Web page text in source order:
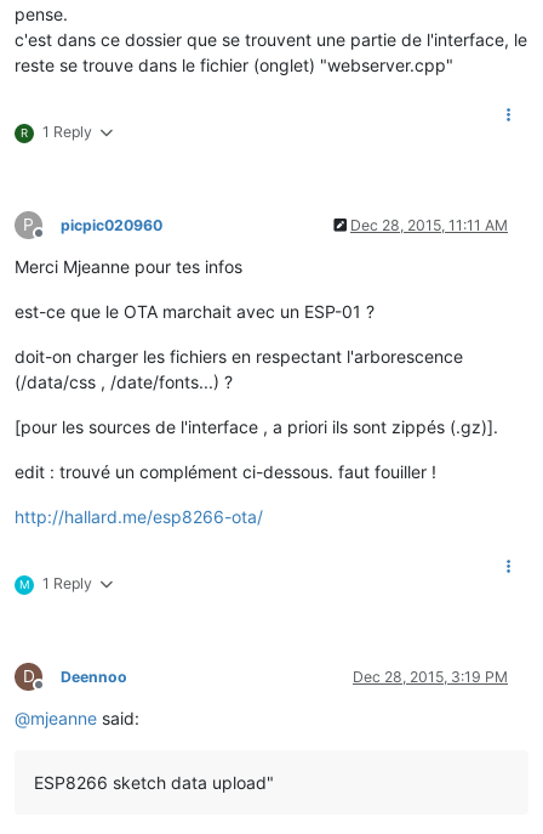
pense.
c'est dans ce dossier que se trouvent une partie de l'interface, le
reste se trouve dans le fichier (onglet) "webserver.cpp"
R 1 Reply
P
Offline
picpic020960 Dec 28, 2015, 11:11 AM
Merci Mjeanne pour tes infos
est-ce que le OTA marchait avec un ESP-01 ?
doit-on charger les fichiers en respectant l'arborescence
(/data/css , /date/fonts...) ?
[pour les sources de l'interface , a priori ils sont zippés (.gz)].
edit : trouvé un complément ci-dessous. faut fouiller !
http://hallard.me/esp8266-ota/
M 1 Reply
D
Offline
Deennoo Dec 28, 2015, 3:19 PM
@mjeanne said:
ESP8266 sketch data upload"